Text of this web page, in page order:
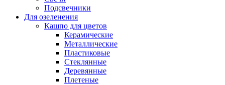
Подсвечники
Для озеленения
Кашпо для цветов
Керамические
Металлические
Пластиковые
Стеклянные
Деревянные
Плетеные